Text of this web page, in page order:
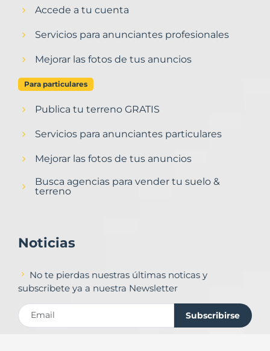
Accede a tu cuenta
Servicios para anunciantes profesionales
Mejorar las fotos de tus anuncios
Para particulares
Publica tu terreno GRATIS
Servicios para anunciantes particulares
Mejorar las fotos de tus anuncios
Busca agencias para vender tu suelo &
terreno
Noticias
No te pierdas nuestras últimas noticas y
subscribete ya a nuestra Newsletter
Subscribirse